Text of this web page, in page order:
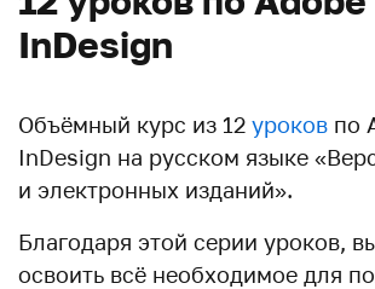
InDesign
Объёмный курс из 12 уроков по
InDesign на русском языке
и электронных изданий».
Благодаря этой серии уроков,
освоить всё необходимое для